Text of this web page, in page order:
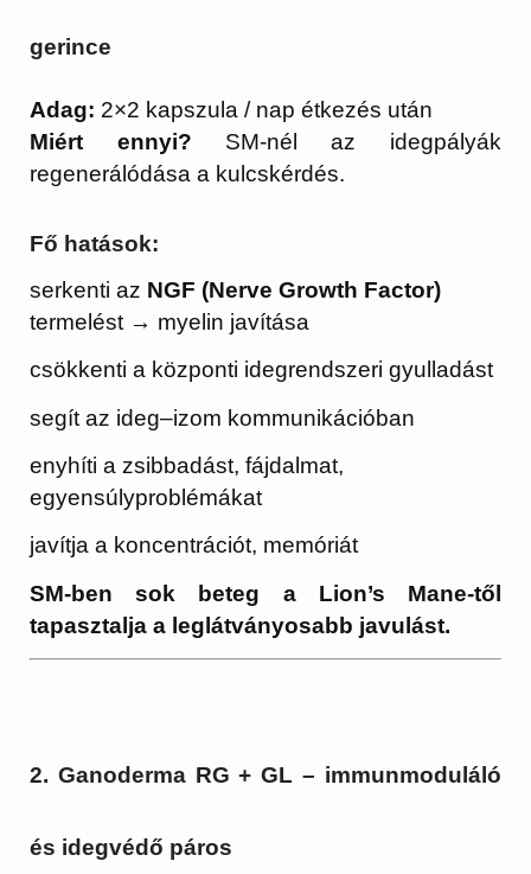
gerince
Adag: 2×2 kapszula / nap étkezés után
Miért ennyi? SM-nél az idegpályák
regenerálódása a kulcskérdés.
Fő hatások:
serkenti az NGF (Nerve Growth Factor)
termelést → myelin javítása
csökkenti a központi idegrendszeri gyulladást
segít az ideg–izom kommunikációban
enyhíti a zsibbadást, fájdalmat,
egyensúlyproblémákat
javítja a koncentrációt, memóriát
SM-ben sok beteg a Lion’s Mane-től
tapasztalja a leglátványosabb javulást.
2. Ganoderma RG + GL – immunmoduláló
és idegvédő páros